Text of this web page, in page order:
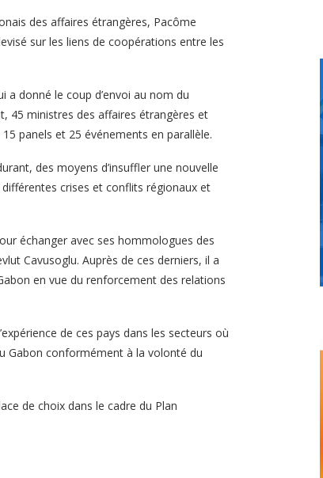
des affaires étrangères, Pacôme
sur les liens de coopérations entre les
a donné le coup d’envoi au nom du
45 ministres des affaires étrangères et
panels et 25 événements en parallèle.
des moyens d’insuffler une nouvelle
crises et conflits régionaux et
échanger avec ses hommologues des
Cavusoglu. Auprès de ces derniers, il a
en vue du renforcement des relations
de ces pays dans les secteurs où
Gabon conformément à la volonté du
de choix dans le cadre du Plan